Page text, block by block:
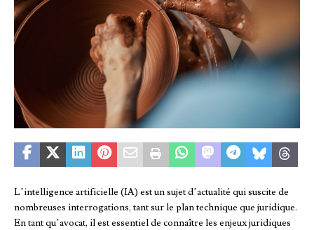
L’intelligence artificielle (IA) est un sujet d’actualité qui suscite de
nombreuses interrogations, tant sur le plan technique que juridique.
En tant qu’avocat, il est essentiel de connaître les enjeux juridiques